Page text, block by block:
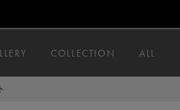
COLLECTION ALL